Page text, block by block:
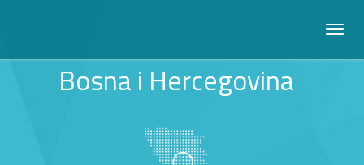
Bosna i Hercegovina